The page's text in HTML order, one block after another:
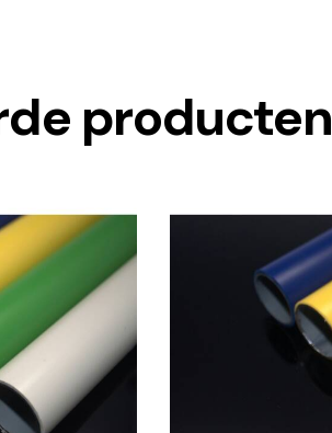
producten